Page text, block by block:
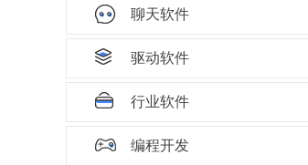
聊天软件
驱动软件
行业软件
编程开发